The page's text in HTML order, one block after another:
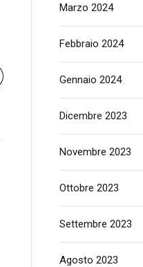
Marzo 2024
Febbraio 2024
Gennaio 2024
Dicembre 2023
Novembre 2023
Ottobre 2023
Settembre 2023
Agosto 2023